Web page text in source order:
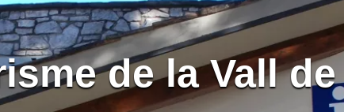
de la Vall